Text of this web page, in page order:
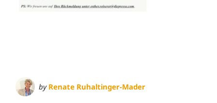
by Renate Ruhaltinger-Mader